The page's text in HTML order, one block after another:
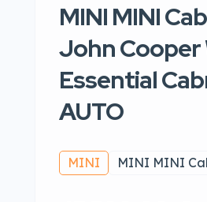
MINI MINI
John Cooper
Essential
AUTO
MINI MINI MINI